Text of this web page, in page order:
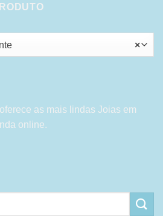
×
as mais lindas Joias em
online.